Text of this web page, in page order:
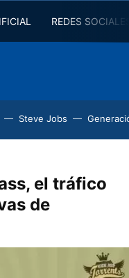
REDES
Steve Jobs
el tráfico
de